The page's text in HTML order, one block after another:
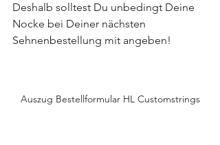
Deshalb solltest Du unbedingt Deine
Nocke bei Deiner nächsten
Sehnenbestellung mit angeben!
Auszug Bestellformular HL Customstrings